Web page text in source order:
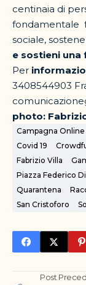
centinaia di
fondamentale
sociale,
e sostieni
Per
3408544903
photo:
Campagna Online
Covid 19
Fabrizio Villa
Piazza Federico
Quarantena
San Cristoforo
Post